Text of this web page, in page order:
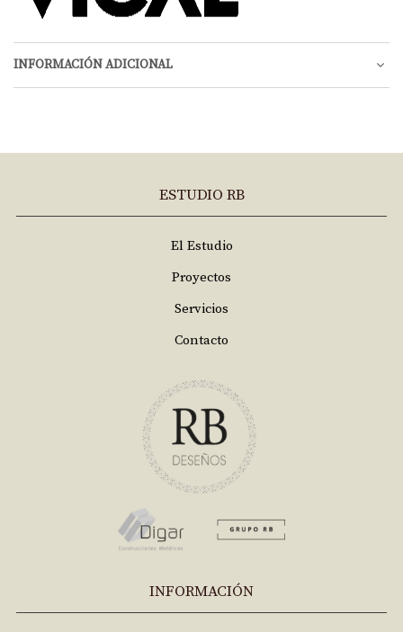
INFORMACIÓN ADICIONAL
ESTUDIO RB
El Estudio
Proyectos
Servicios
Contacto
INFORMACIÓN